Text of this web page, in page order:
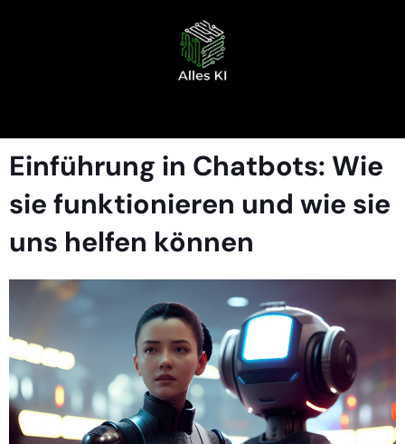
Einführung in Chatbots: Wie
sie funktionieren und wie sie
uns helfen können